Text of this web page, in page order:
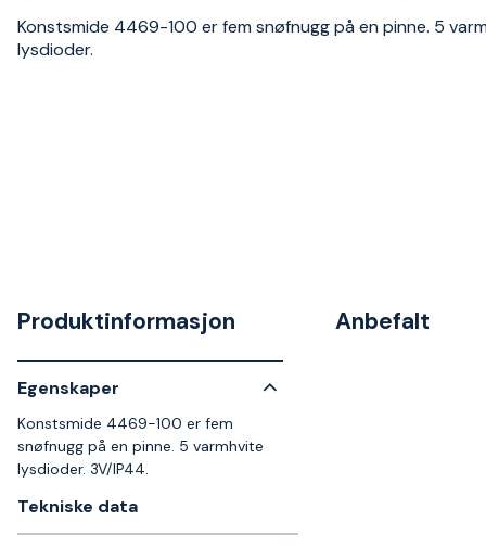
Konstsmide 4469-100 er fem snøfnugg på en pinne. 5
lysdioder.
Produktinformasjon
Egenskaper
Konstsmide 4469-100 er fem
snøfnugg på en pinne. 5 varmhvite
lysdioder. 3V/IP44.
Tekniske data​
Anbefalt